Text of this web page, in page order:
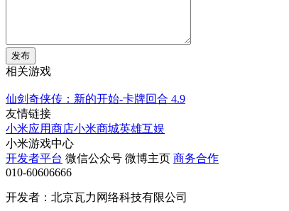
发布
相关游戏
仙剑奇侠传：新的开始-卡牌回合 4.9
友情链接
小米应用商店小米商城英雄互娱
小米游戏中心
开发者平台 微信公众号 微博主页 商务合作
010-60606666
开发者：北京瓦力网络科技有限公司